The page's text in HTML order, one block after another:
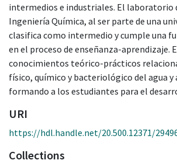
intermedios e industriales. El laboratorio
Ingeniería Química, al ser parte de una
clasifica como intermedio y cumple una
en el proceso de enseñanza-aprendizaje.
conocimientos teórico-prácticos
físico, químico y bacteriológico del agua y
formando a los estudiantes para el
URI
https://hdl.handle.net/20.500.12371/
Collections